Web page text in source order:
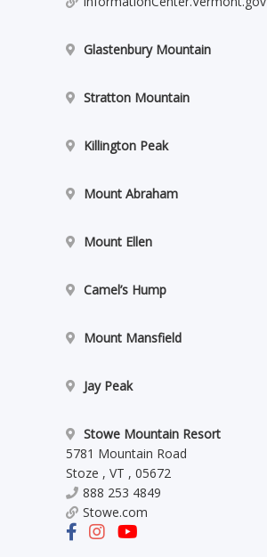
Glastenbury Mountain
Stratton Mountain
Killington Peak
Mount Abraham
Mount Ellen
Camel’s Hump
Mount Mansfield
Jay Peak
Stowe Mountain Resort
5781 Mountain Road
Stoze , VT , 05672
888 253 4849
Stowe.com